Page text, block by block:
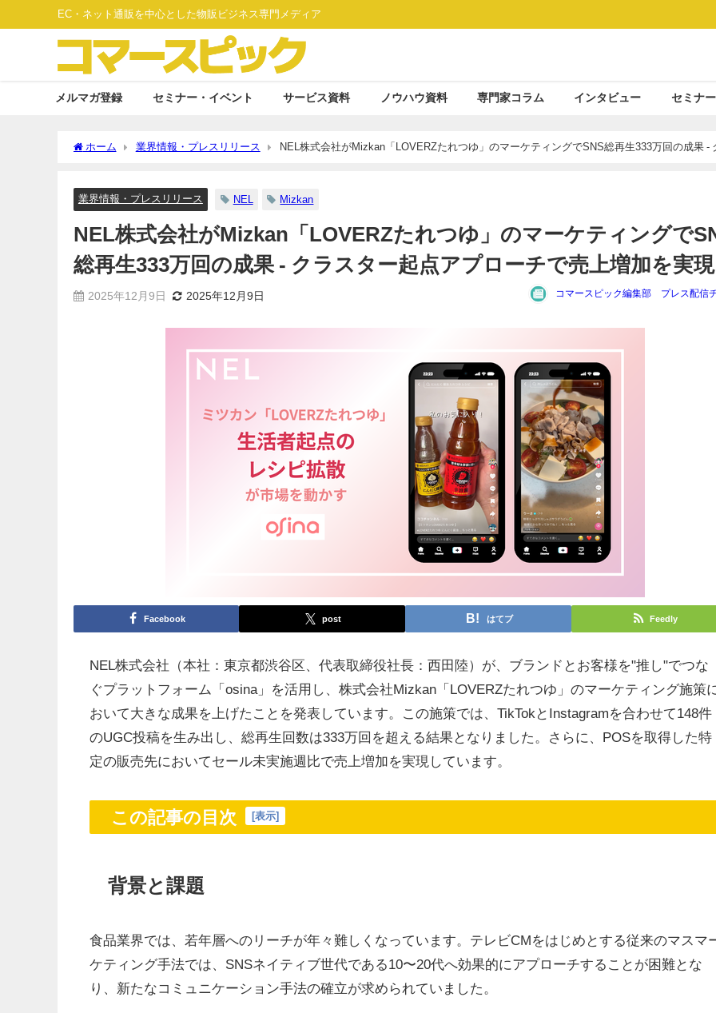
EC・ネット通販を中心とした物販ビジネス専門メディア
メルマガ登録 セミナー・イベント サービス資料 ノウハウ資料 専門家コラム インタビュー セミナ
ホーム 業界情報・プレスリリース
NEL株式会社がMizkan「LOVERZたれつゆ」のマーケティングでSNS総再生333万回の成果 -
業界情報・プレスリリース NEL Mizkan
NEL株式会社がMizkan「LOVERZたれつゆ」のマーケティングで
総再生333万回の成果 - クラスター起点アプローチで売上増加を実現
2025年12月9日 2025年12月9日 コマースピック編集部 プレス配信
Facebook post はてブ Feedly
NEL株式会社（本社：東京都渋谷区、代表取締役社長：西田陸）が、ブランドとお客様を"推し"でつな
ぐプラットフォーム「osina」を活用し、株式会社Mizkan「LOVERZたれつゆ」のマーケティング施策
おいて大きな成果を上げたことを発表しています。この施策では、TikTokとInstagramを合わせて148件
のUGC投稿を生み出し、総再生回数は333万回を超える結果となりました。さらに、POSを取得した特
定の販売先においてセール未実施週比で売上増加を実現しています。
この記事の目次 [表示]
背景と課題
食品業界では、若年層へのリーチが年々難しくなっています。テレビCMをはじめとする従来のマスマ
ケティング手法では、SNSネイティブ世代である10〜20代へ効果的にアプローチすることが困難とな
り、新たなコミュニケーション手法の確立が求められていました。